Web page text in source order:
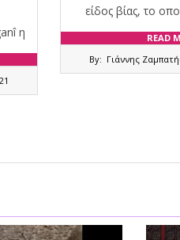
η
είδος βίας, το
READ
By: Γιάννης